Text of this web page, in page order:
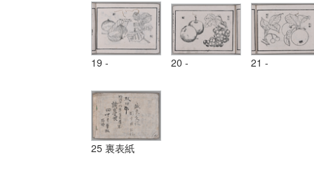
19 - 20 - 21 -
25 裏表紙